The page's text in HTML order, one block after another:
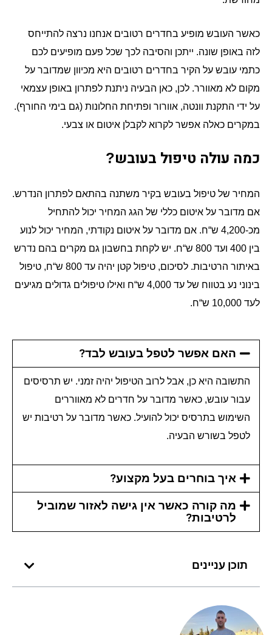
כאשר העובש מופיע בחדרים רטובים אנחנו נרצה להתייחס
לזה באופן שונה. ייתכן והסיבה לכך שכל פעם מופיעים לכם
כתמי עובש על הקיר בחדרים רטובים היא מכיוון שמדובר על
מקום לא מאוורר. לכן, כאן הבעיה ניתנת לפתרון באופן עצמאי
על ידי התקנת וונטה, אוורור ופתיחת החלונות (גם בימי החורף).
במקרים כאלה אפשר לקרוא לקבלן איטום או צבעי.
כמה עולה טיפול בעובש?
המחיר של טיפול בעובש בקיר משתנה בהתאם לפתרון הנדרש.
אם מדובר על איטום כללי של הגג המחיר יכול להתחיל
מכ-4,200 ש“ח. אם מדובר על איטום נקודתי, המחיר יכול לנוע
בין 400 ועד 800 ש“ח. יש לקחת בחשבון גם מקרים בהם נדרש
באיתור הרטיבות. לסיכום, טיפול קטן יהיה עד 800 ש“ח, טיפול
בינוני נע בטווח של עד 4,000 ש“ח ואילו טיפולים גדולים מגיעים
לעד 10,000 ש“ח.
האם אפשר לטפל בעובש לבד?
התשובה היא כן, אבל לרוב הטיפול יהיה זמני. יש תרסיסים
עבור עובש, כאשר מדובר על חדרים לא מאווררים
השימוש בתרסיס יכול להועיל. כאשר מדובר על רטיבות יש
לטפל בשורש הבעיה.
איך בוחרים בעל מקצוע?
מה קורה כאשר אין גישה לאזור שמוביל
לרטיבות?
תוכן עניינים